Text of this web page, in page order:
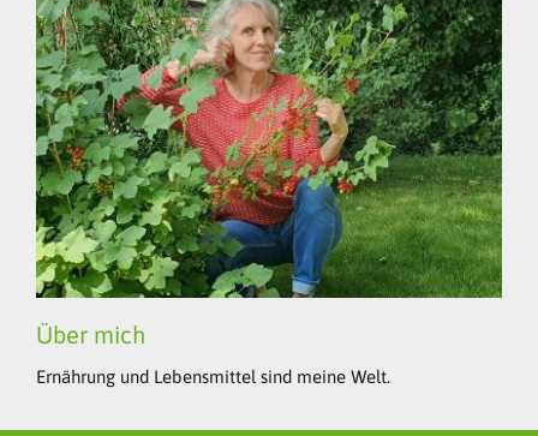
Über mich
Ernährung und Lebensmittel sind meine Welt.